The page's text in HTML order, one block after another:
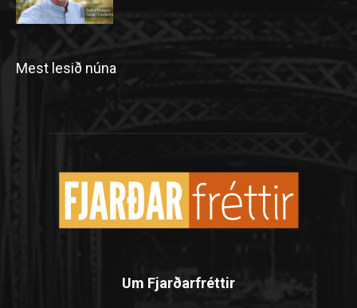
Mest lesið núna
Um Fjarðarfréttir